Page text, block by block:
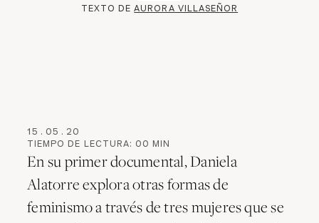
TEXTO DEAURORA VILLASEÑOR
15 . 05 . 20
TIEMPO DE LECTURA: 00 MIN
En su primer documental, Daniela
Alatorre explora otras formas de
feminismo a través de tres mujeres que se